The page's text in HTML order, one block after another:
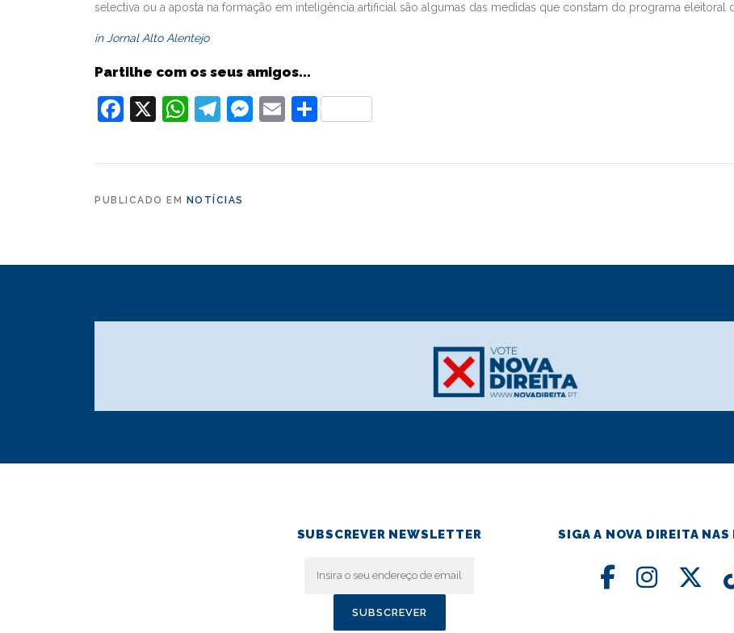
selectiva ou a aposta na formação em inteligência artificial são algumas das medidas que constam do programa eleitoral
in Jornal Alto Alentejo
Partilhe com os seus amigos...
Facebook
X WhatsApp
Telegram
Messenger
EmailPartilhar
PUBLICADO EM NOTÍCIAS
SUBSCREVER NEWSLETTER SIGA A NOVA DIREITA NAS